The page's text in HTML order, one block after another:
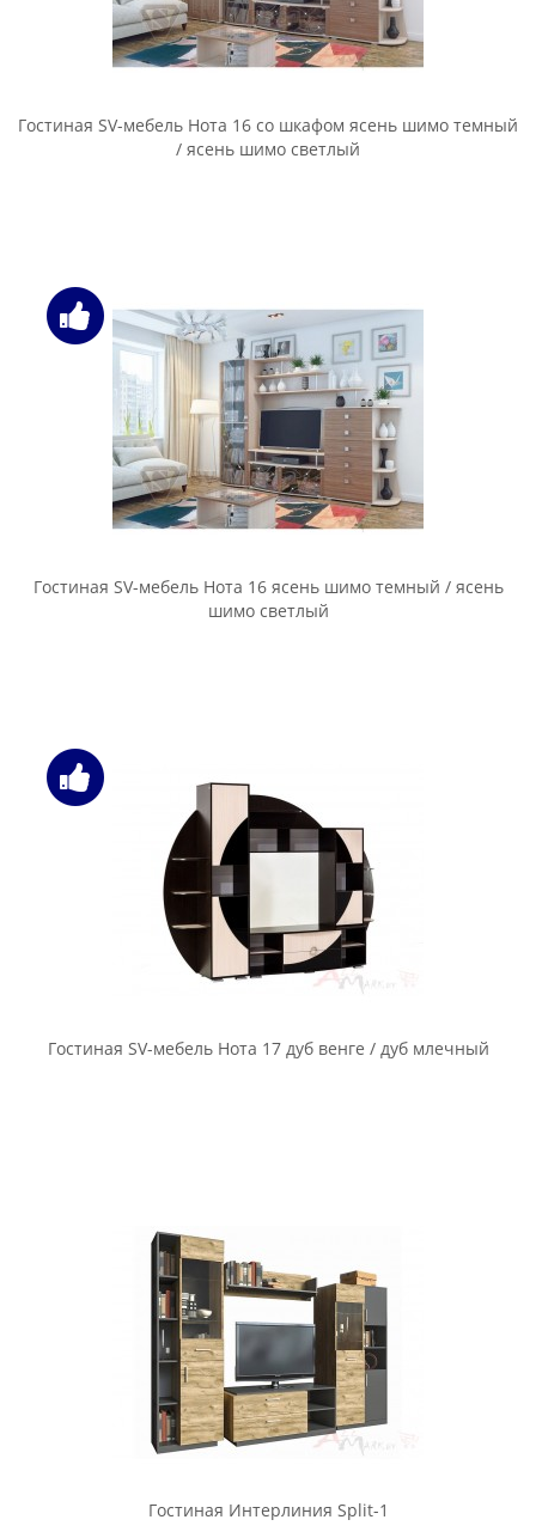
Гостиная SV-мебель Нота 16 со шкафом ясень шимо темный
/ ясень шимо светлый
Гостиная SV-мебель Нота 16 ясень шимо темный / ясень
шимо светлый
Гостиная SV-мебель Нота 17 дуб венге / дуб млечный
Гостиная Интерлиния Split-1